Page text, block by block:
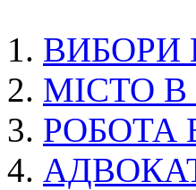
ВИБОРИ
МІСТО
РОБОТА